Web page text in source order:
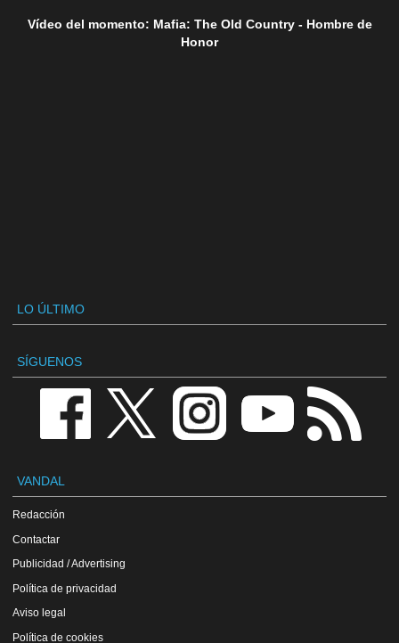
Vídeo del momento: Mafia: The Old Country - Hombre de
Honor
LO ÚLTIMO
SÍGUENOS
VANDAL
Redacción
Contactar
Publicidad / Advertising
Política de privacidad
Aviso legal
Política de cookies